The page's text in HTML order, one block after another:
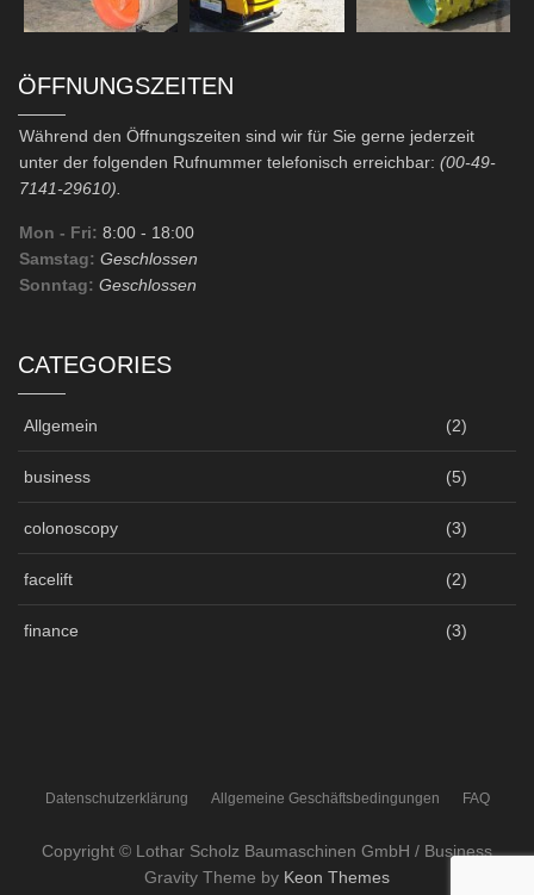
ÖFFNUNGSZEITEN
Während den Öffnungszeiten sind wir für Sie gerne jederzeit
unter der folgenden Rufnummer telefonisch erreichbar: (00-49-
7141-29610).
Mon - Fri: 8:00 - 18:00
Samstag: Geschlossen
Sonntag: Geschlossen
CATEGORIES
Allgemein (2)
business (5)
colonoscopy (3)
facelift (2)
finance (3)
Datenschutzerklärung Allgemeine Geschäftsbedingungen FAQ
Copyright © Lothar Scholz Baumaschinen GmbH / Business
Gravity Theme by Keon Themes